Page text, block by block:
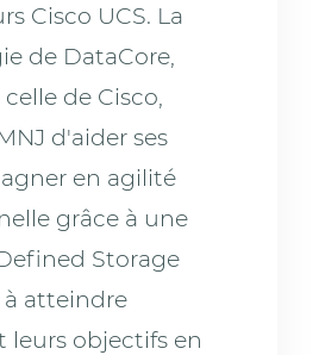
Cisco UCS. La
de DataCore,
celle de Cisco,
d'aider ses
en agilité
grâce à une
Storage
à atteindre
leurs objectifs en